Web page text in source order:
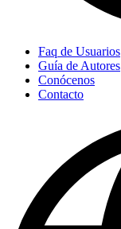
Faq de Usuarios
Guía de Autores
Conócenos
Contacto